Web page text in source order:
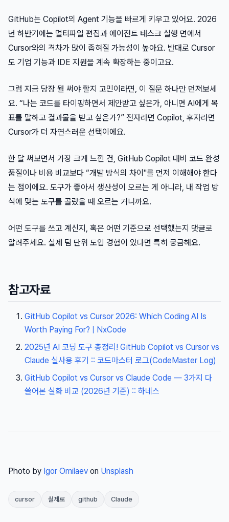
GitHub는 Copilot의 Agent 기능을 빠르게 키우고 있어요. 2026
년 하반기에는 멀티파일 편집과 에이전트 태스크 실행 면에서
Cursor와의 격차가 많이 좁혀질 가능성이 높아요. 반대로 Cursor
도 기업 기능과 IDE 지원을 계속 확장하는 중이고요.
그럼 지금 당장 뭘 써야 할지 고민이라면, 이 질문 하나만 던져보세
요. “나는 코드를 타이핑하면서 제안받고 싶은가, 아니면 AI에게 목
표를 말하고 결과물을 받고 싶은가?” 전자라면 Copilot, 후자라면
Cursor가 더 자연스러운 선택이에요.
한 달 써보면서 가장 크게 느낀 건, GitHub Copilot 대비 코드 완성
품질이나 비용 비교보다 “개발 방식의 차이"를 먼저 이해해야 한다
는 점이에요. 도구가 좋아서 생산성이 오르는 게 아니라, 내 작업 방
식에 맞는 도구를 골랐을 때 오르는 거니까요.
어떤 도구를 쓰고 계신지, 혹은 어떤 기준으로 선택했는지 댓글로
알려주세요. 실제 팀 단위 도입 경험이 있다면 특히 궁금해요.
참고자료
GitHub Copilot vs Cursor 2026: Which Coding AI Is
Worth Paying For? | NxCode
2025년 AI 코딩 도구 총정리! GitHub Copilot vs Cursor vs
Claude 실사용 후기 :: 코드마스터 로그(CodeMaster Log)
GitHub Copilot vs Cursor vs Claude Code — 3가지 다
쓸어본 실화 비교 (2026년 기준) :: 하네스
Photo by Igor Omilaev on Unsplash
cursor 실제로 github Claude